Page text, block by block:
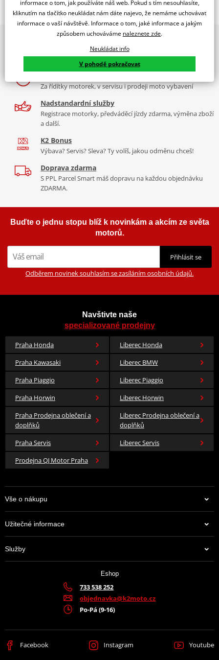
Jsme autorizovaný
dealer značky NGK
zapalovací svíčka Standard
NGK niklové zapalovací svíčkyjsou vybaveny speciálně
navrženou středovou elektrodou s V-drážkou, která zlepšuje
zapalitelnost směsi a snižuje zhášení plamene. Jádro z 98% čisté
mědi zajišťuje lepší odvod tepla pro spolehlivější starty a nižší
Závity válcované za studena zabraňují poškození závitu a
vzniku křížového závitu v hlavě válců
Třívrstvá povrchová úprava eliminuje nutnost použití pasty
proti zadření
NGK katalog 2017
Spec sheet – specifikační list NICKEL SPARK PLUGS
2x multibrand showroom
9 značek motocyklů, servis, oblečení, doplňky i náhradní
díly, to vše v Praze a Liberci
Za řídítky motorek, v servisu i prodeji moto vybavení
Nadstandardní služby
Registrace motorky, předváděcí jízdy zdarma, výměna zboží
a další.
K2 Bonus
Výbava? Servis? Sleva? Ty volíš, jakou odměnu chceš!
Doprava zdarma
S PPL Parcel Smart máš dopravu na každou objednávku
ZDARMA.
Buďte o jednu stopu blíž k novinkám a akcím ze světa
motorů.
Přihlásit se
Odběrem novinek souhlasím se zasíláním osobních údajů.
Navštivte naše
specializované prodejny
Praha Honda
Liberec Honda
Praha Kawasaki
Liberec BMW
Praha Piaggio
Liberec Piaggio
Praha Horwin
Liberec Horwin
Praha Prodejna oblečení a
doplňků
Liberec Prodejna oblečení a
doplňků
Praha Servis
Liberec Servis
Prodejna QJ Motor Praha
Vše o nákupu
Užitečné informace
Služby
Eshop
733 538 252
objednavka@k2moto.cz
Po-Pá (9-16)
Facebook Instagram Youtube
informace o tom, jak používáte náš web. Pokud s tím nesouhlasíte,
kliknutím na tlačítko neukládat nám dáte najevo, že nemáme uchovávat
informace o vaší návštěvě. Informace o tom, jaké informace a jakým
způsobem uchováváme naleznete zde.
Neukládat info
V pohodě pokračovat